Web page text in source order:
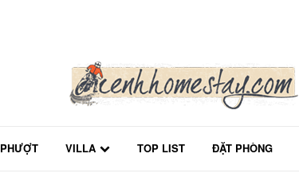
PHƯỢT VILLA TOP LIST ĐẶT PHÒNG